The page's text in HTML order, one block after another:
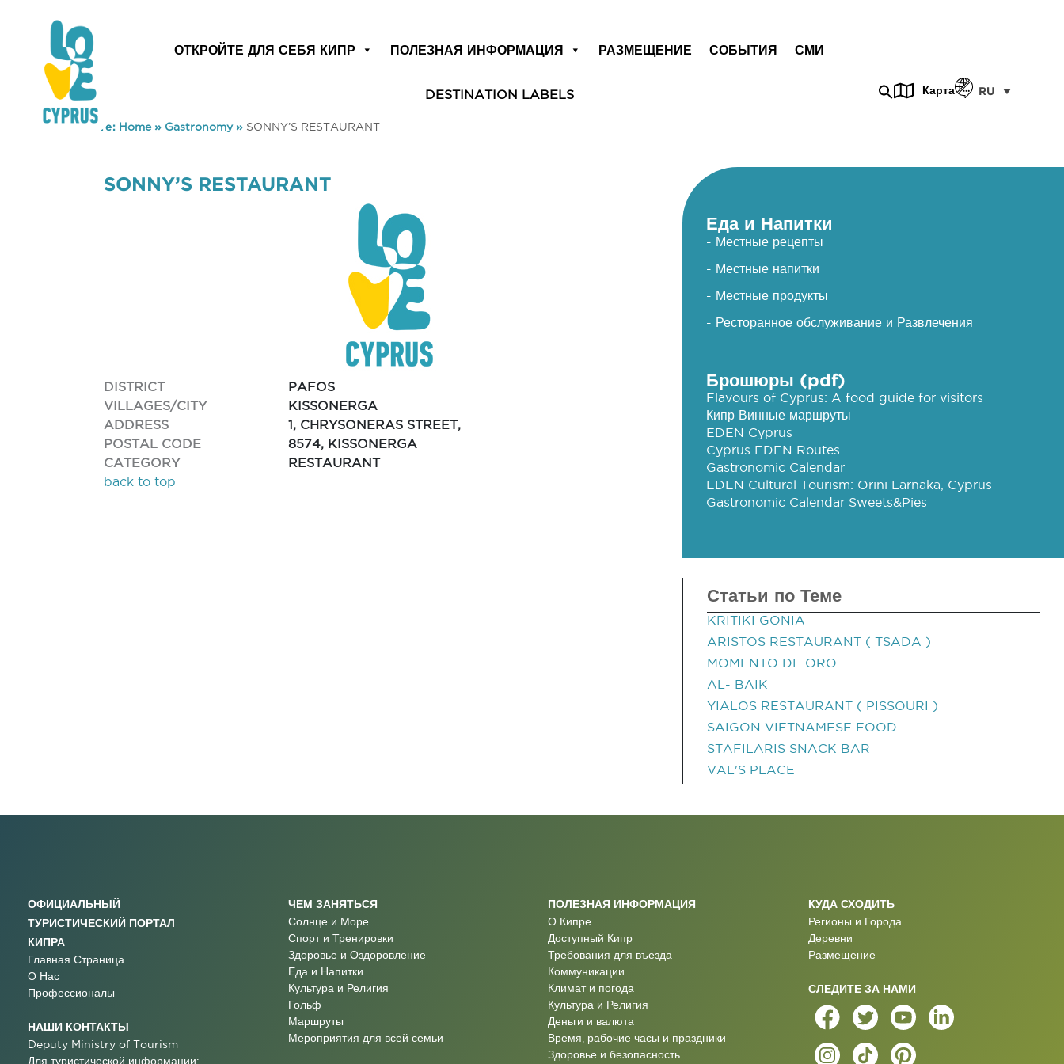
ОТКРОЙТЕ ДЛЯ СЕБЯ КИПР ПОЛЕЗНАЯ ИНФОРМАЦИЯ РАЗМЕЩЕНИЕ СОБЫТИЯ СМИ
DESTINATION LABELS Карта RU
You are here: Home» Gastronomy» SONNY’S RESTAURANT
SONNY’S RESTAURANT
DISTRICT
PAFOS
VILLAGES/CITY
KISSONERGA
ADDRESS
1, CHRYSONERAS STREET,
POSTAL CODE
8574, KISSONERGA
CATEGORY
RESTAURANT
back to top
Еда и Напитки
- Местные рецепты
- Местные напитки
- Местные продукты
- Ресторанное обслуживание и Развлечения
Брошюры (pdf)
Flavours of Cyprus: A food guide for visitors
Кипр Винные маршруты
EDEN Cyprus
Cyprus EDEN Routes
Gastronomic Calendar
EDEN Cultural Tourism: Orini Larnaka, Cyprus
Gastronomic Calendar Sweets&Pies
Статьи по Теме
KRITIKI GONIA
ARISTOS RESTAURANT ( TSADA )
MOMENTO DE ORO
AL- BAIK
YIALOS RESTAURANT ( PISSOURI )
SAIGON VIETNAMESE FOOD
STAFILARIS SNACK BAR
VAL'S PLACE
ОФИЦИАЛЬНЫЙ
ТУРИСТИЧЕСКИЙ ПОРТАЛ
КИПРА
Главная Страница
О Нас
Профессионалы
НАШИ КОНТАКТЫ
Deputy Ministry of Tourism
Для туристической информации:
ЧЕМ ЗАНЯТЬСЯ
Солнце и Море
Спорт и Тренировки
Здоровье и Оздоровление
Еда и Напитки
Культура и Религия
Гольф
Маршруты
Мероприятия для всей семьи
ПОЛЕЗНАЯ ИНФОРМАЦИЯ
О Кипре
Доступный Кипр
Требования для въезда
Коммуникации
Климат и погода
Культура и Религия
Деньги и валюта
Время, рабочие часы и праздники
Здоровье и безопасность
КУДА СХОДИТЬ
Регионы и Города
Деревни
Размещение
СЛЕДИТЕ ЗА НАМИ